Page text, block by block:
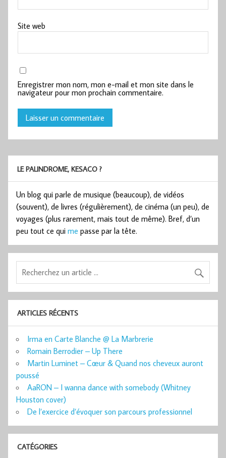
Site web
Enregistrer mon nom, mon e-mail et mon site dans le
navigateur pour mon prochain commentaire.
LE PALINDROME, KESACO ?
Un blog qui parle de musique (beaucoup), de vidéos
(souvent), de livres (régulièrement), de cinéma (un peu), de
voyages (plus rarement, mais tout de même). Bref, d’un
peu tout ce qui me passe par la tête.
ARTICLES RÉCENTS
Irma en Carte Blanche @ La Marbrerie
Romain Berrodier – Up There
Martin Luminet – Cœur & Quand nos cheveux auront
poussé
AaRON – I wanna dance with somebody (Whitney
Houston cover)
De l’exercice d’évoquer son parcours professionnel
CATÉGORIES